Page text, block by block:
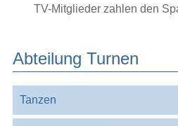
TV-Mitglieder zahlen den
Abteilung Turnen
Navigation
überspringen
Tanzen